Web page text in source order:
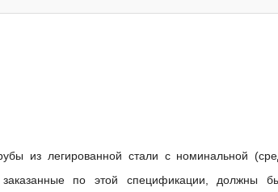
из легированной стали с номинальной
по этой спецификации, должны